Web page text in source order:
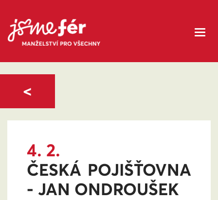
4. 2.
ČESKÁ POJIŠŤOVNA
- JAN ONDROUŠEK
<